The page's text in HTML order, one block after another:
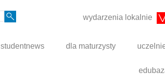
wydarzenia lokalnie
studentnews dla maturzysty